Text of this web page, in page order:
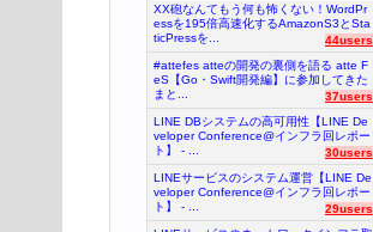
XX砲なんてもう何も怖くない！WordPr
essを195倍高速化するAmazonS3とSta
ticPressを...
44users
#attefes atteの開発の裏側を語る atte F
eS【Go・Swift開発編】に参加してきた
まと...
37users
LINE DBシステムの高可用性【LINE De
veloper Conference@インフラ回レポー
ト】 - ...
30users
LINEサービスのシステム運営【LINE De
veloper Conference@インフラ回レポー
ト】 - ...
29users